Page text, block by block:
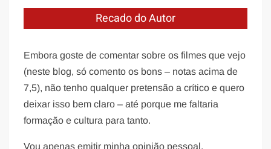
Recado do Autor
Embora goste de comentar sobre os filmes que vejo
(neste blog, só comento os bons – notas acima de
7,5), não tenho qualquer pretensão a crítico e quero
deixar isso bem claro – até porque me faltaria
formação e cultura para tanto.
Vou apenas emitir minha opinião pessoal,